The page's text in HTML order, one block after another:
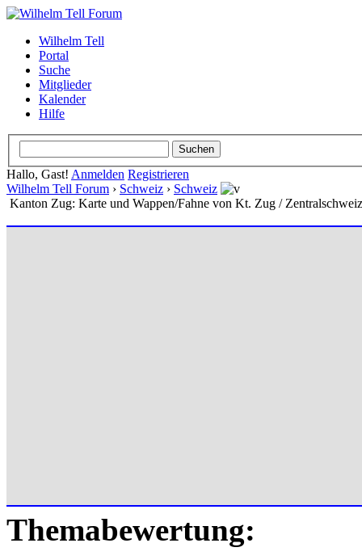
Wilhelm Tell
Portal
Suche
Mitglieder
Kalender
Hilfe
Hallo, Gast! Anmelden Registrieren
Wilhelm Tell Forum › Schweiz › Schweiz
Kanton Zug: Karte und Wappen/Fahne von Kt. Zug / Zentralschweiz
Themabewertung: